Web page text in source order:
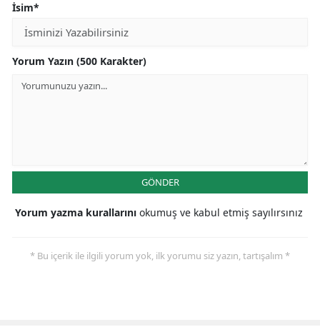
İsim*
Yorum Yazın (500 Karakter)
GÖNDER
Yorum yazma kurallarını okumuş ve kabul etmiş sayılırsınız
* Bu içerik ile ilgili yorum yok, ilk yorumu siz yazın, tartışalım *